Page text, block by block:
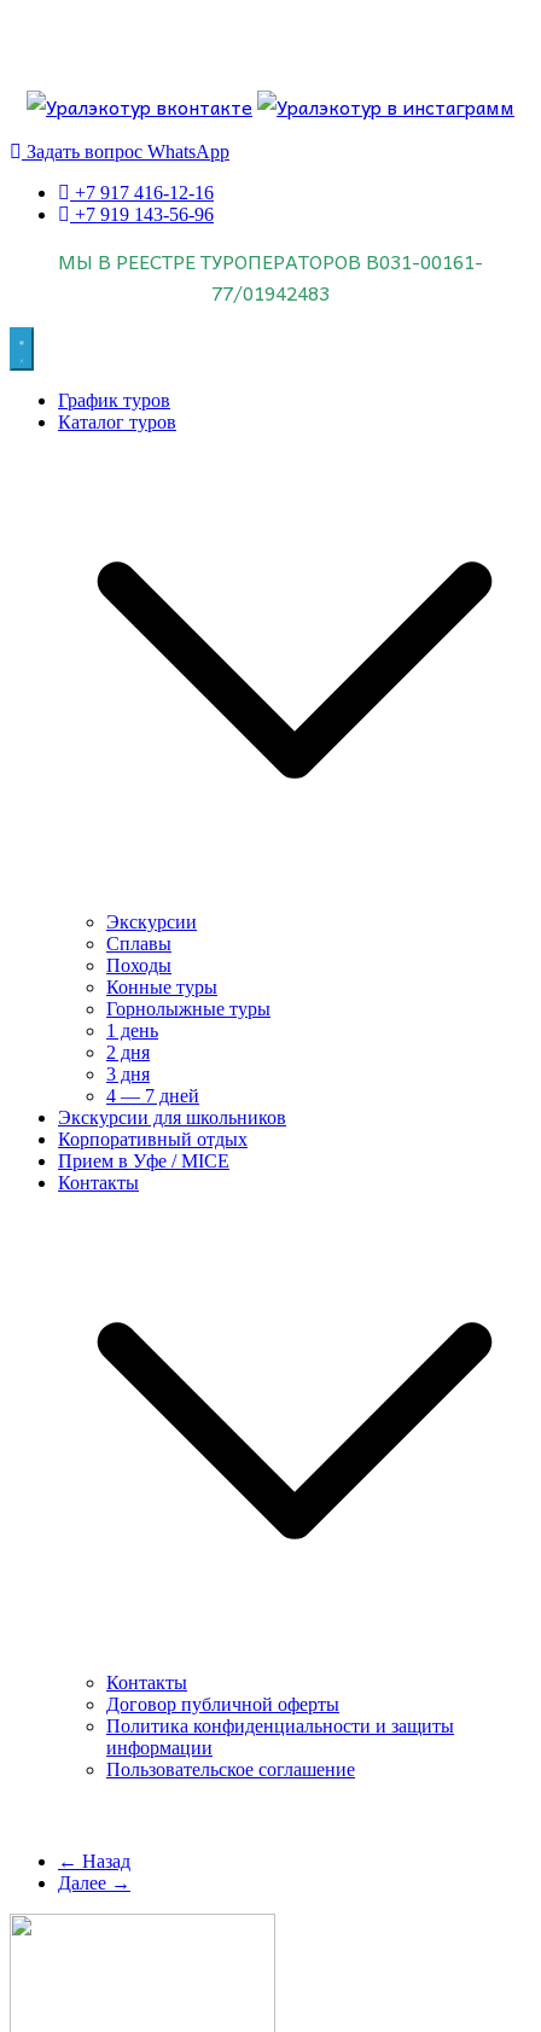
Знайте об этом.
Задать вопрос WhatsApp
+7 917 416-12-16
+7 919 143-56-96
МЫ В РЕЕСТРЕ ТУРОПЕРАТОРОВ В031-00161-
77/01942483
График туров
Каталог туров
Экскурсии
Сплавы
Походы
Конные туры
Горнолыжные туры
1 день
2 дня
3 дня
4 — 7 дней
Экскурсии для школьников
Корпоративный отдых
Прием в Уфе / MICE
Контакты
Контакты
Договор публичной оферты
Политика конфиденциальности и защиты
информации
Пользовательское соглашение
← Назад
Далее →